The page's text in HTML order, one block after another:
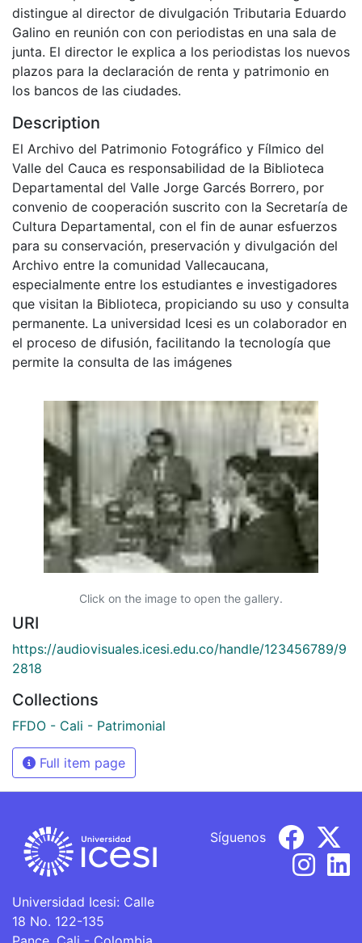
distingue al director de divulgación Tributaria Eduardo
Galino en reunión con con periodistas en una sala de
junta. El director le explica a los periodistas los nuevos
plazos para la declaración de renta y patrimonio en
los bancos de las ciudades.
Description
El Archivo del Patrimonio Fotográfico y Fílmico del
Valle del Cauca es responsabilidad de la Biblioteca
Departamental del Valle Jorge Garcés Borrero, por
convenio de cooperación suscrito con la Secretaría de
Cultura Departamental, con el fin de aunar esfuerzos
para su conservación, preservación y divulgación del
Archivo entre la comunidad Vallecaucana,
especialmente entre los estudiantes e investigadores
que visitan la Biblioteca, propiciando su uso y consulta
permanente. La universidad Icesi es un colaborador en
el proceso de difusión, facilitando la tecnología que
permite la consulta de las imágenes
Click on the image to open the gallery.
URI
https://audiovisuales.icesi.edu.co/handle/123456789/9
2818
Collections
FFDO - Cali - Patrimonial
Full item page
Universidad Icesi: Calle
18 No. 122-135
Síguenos